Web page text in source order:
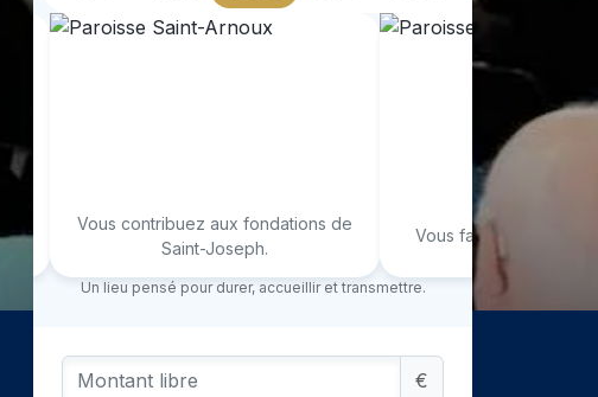
Vous contribuez aux fondations de
Saint-Joseph.
Vous faites grandir
Un lieu pensé pour durer, accueillir et transmettre.
Montant libre €